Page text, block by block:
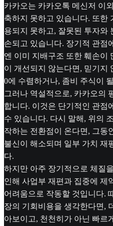
카카오는 카카오톡 메신저 이
축하지 못하고 있습니다. 또한
용되지 못하고, 잘못된 투자와
손되고 있습니다. 장기적 관점
엔 이미 지배구조 또한 훼손이
이 개선되지 않는다면, 믿기지
0에 수렴하거나, 좀비 주식이
그러나 역설적으로, 카카오의
합니다. 이것은 단기적인 관점
수 있습니다. 다시 말해, 위의
작하는 전환점이 온다면, 그동
불신이 해소되며 일부 가치 재
다.
하지만 아주 장기적으로 체질
인해 사업부 재편과 집중에 제
어려움으로 작동할 것입니다.
장의 기회비용을 생각한다면,
아보이고, 천천히가 아닌 빠르